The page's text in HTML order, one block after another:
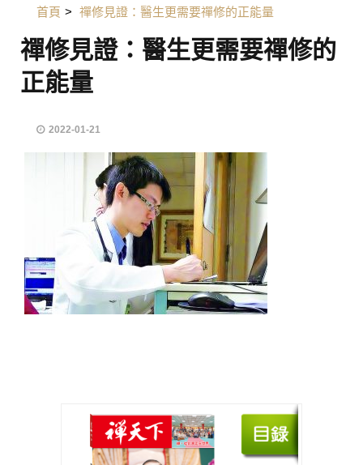
首頁 > 禪修見證：醫生更需要禪修的正能量
禪修見證：醫生更需要禪修的
正能量
2022-01-21